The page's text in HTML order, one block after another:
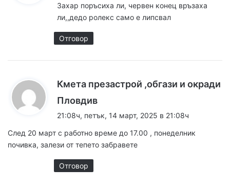
а
:
Захар поръсиха ли, червен конец връзаха
ли,,дедо ролекс само е липсвал
Отговор
Кмета презастрой ,обгази и окради
Пловдив
а
:
21:08ч, петък, 14 март, 2025 в 21:08ч
След 20 март с работно време до 17.00 , понеделник
почивка, залези от тепето забравете
Отговор